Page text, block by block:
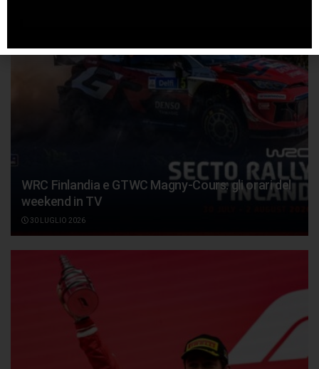
WRC Finlandia e GTWC Magny-Cours: gli orari del
weekend in TV
30 LUGLIO 2026